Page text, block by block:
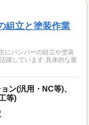
組立と塗装作業
にバンパーの組立や塗装
躍しています 具体的な業
ン(汎用・NC等)、
等)